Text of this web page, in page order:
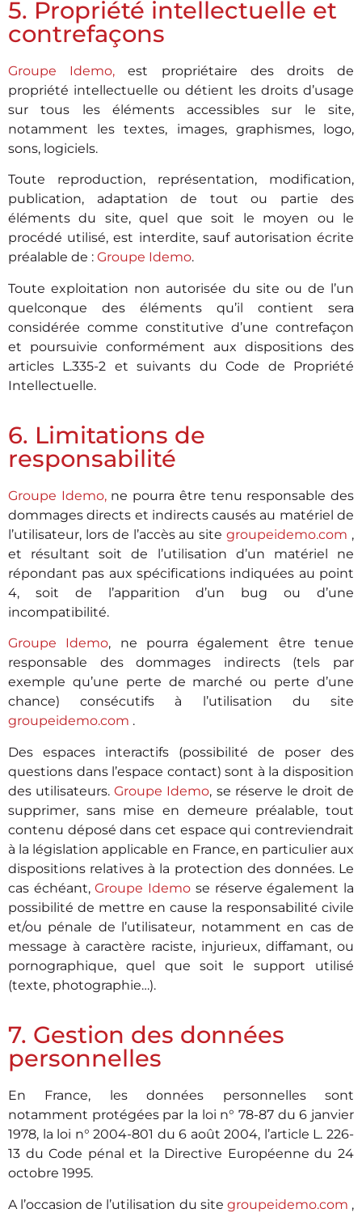
5. Propriété intellectuelle et
contrefaçons
Groupe Idemo, est propriétaire des droits de
propriété intellectuelle ou détient les droits d’usage
sur tous les éléments accessibles sur le site,
notamment les textes, images, graphismes, logo,
sons, logiciels.
Toute reproduction, représentation, modification,
publication, adaptation de tout ou partie des
éléments du site, quel que soit le moyen ou le
procédé utilisé, est interdite, sauf autorisation écrite
préalable de : Groupe Idemo.
Toute exploitation non autorisée du site ou de l’un
quelconque des éléments qu’il contient sera
considérée comme constitutive d’une contrefaçon
et poursuivie conformément aux dispositions des
articles L.335-2 et suivants du Code de Propriété
Intellectuelle.
6. Limitations de
responsabilité
Groupe Idemo,ne pourra être tenu responsable des
dommages directs et indirects causés au matériel de
l’utilisateur, lors de l’accès au sitegroupeidemo.com ,
et résultant soit de l’utilisation d’un matériel ne
répondant pas aux spécifications indiquées au point
4, soit de l’apparition d’un bug ou d’une
incompatibilité.
Groupe Idemo, ne pourra également être tenue
responsable des dommages indirects (tels par
exemple qu’une perte de marché ou perte d’une
chance) consécutifs à l’utilisation du site
groupeidemo.com .
Des espaces interactifs (possibilité de poser des
questions dans l’espace contact) sont à la disposition
des utilisateurs.Groupe Idemo, se réserve le droit de
supprimer, sans mise en demeure préalable, tout
contenu déposé dans cet espace qui contreviendrait
à la législation applicable en France, en particulier aux
dispositions relatives à la protection des données. Le
cas échéant,Groupe Idemo se réserve également la
possibilité de mettre en cause la responsabilité civile
et/ou pénale de l’utilisateur, notamment en cas de
message à caractère raciste, injurieux, diffamant, ou
pornographique, quel que soit le support utilisé
(texte, photographie…).
7. Gestion des données
personnelles
En France, les données personnelles sont
notamment protégées par la loi n° 78-87 du 6 janvier
1978, la loi n° 2004-801 du 6 août 2004, l’article L. 226-
13 du Code pénal et la Directive Européenne du 24
octobre 1995.
A l’occasion de l’utilisation du site groupeidemo.com ,